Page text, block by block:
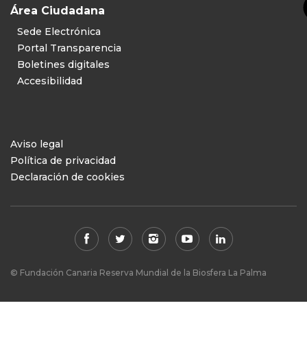
Área Ciudadana
Sede Electrónica
Portal Transparencia
Boletines digitales
Accesibilidad
Aviso legal
Política de privacidad
Declaración de cookies
© Fundación Canaria Reserva Mundial de la Biosfera La Palma